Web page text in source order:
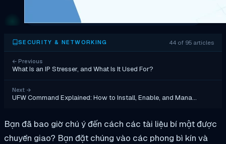
SECURITY & NETWORKING 44 of 95 articles
← Previous
What Is an IP Stresser, and What Is It Used For?
Next →
UFW Command Explained: How to Install, Enable, and Mana…
Bạn đã bao giờ chú ý đến cách các tài liệu bí mật được
chuyển giao? Bạn đặt chúng vào các phong bì kín và